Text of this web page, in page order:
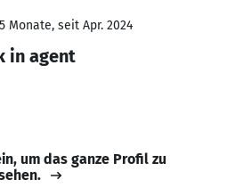
Monate, seit Apr. 2024
in agent
um das ganze Profil zu